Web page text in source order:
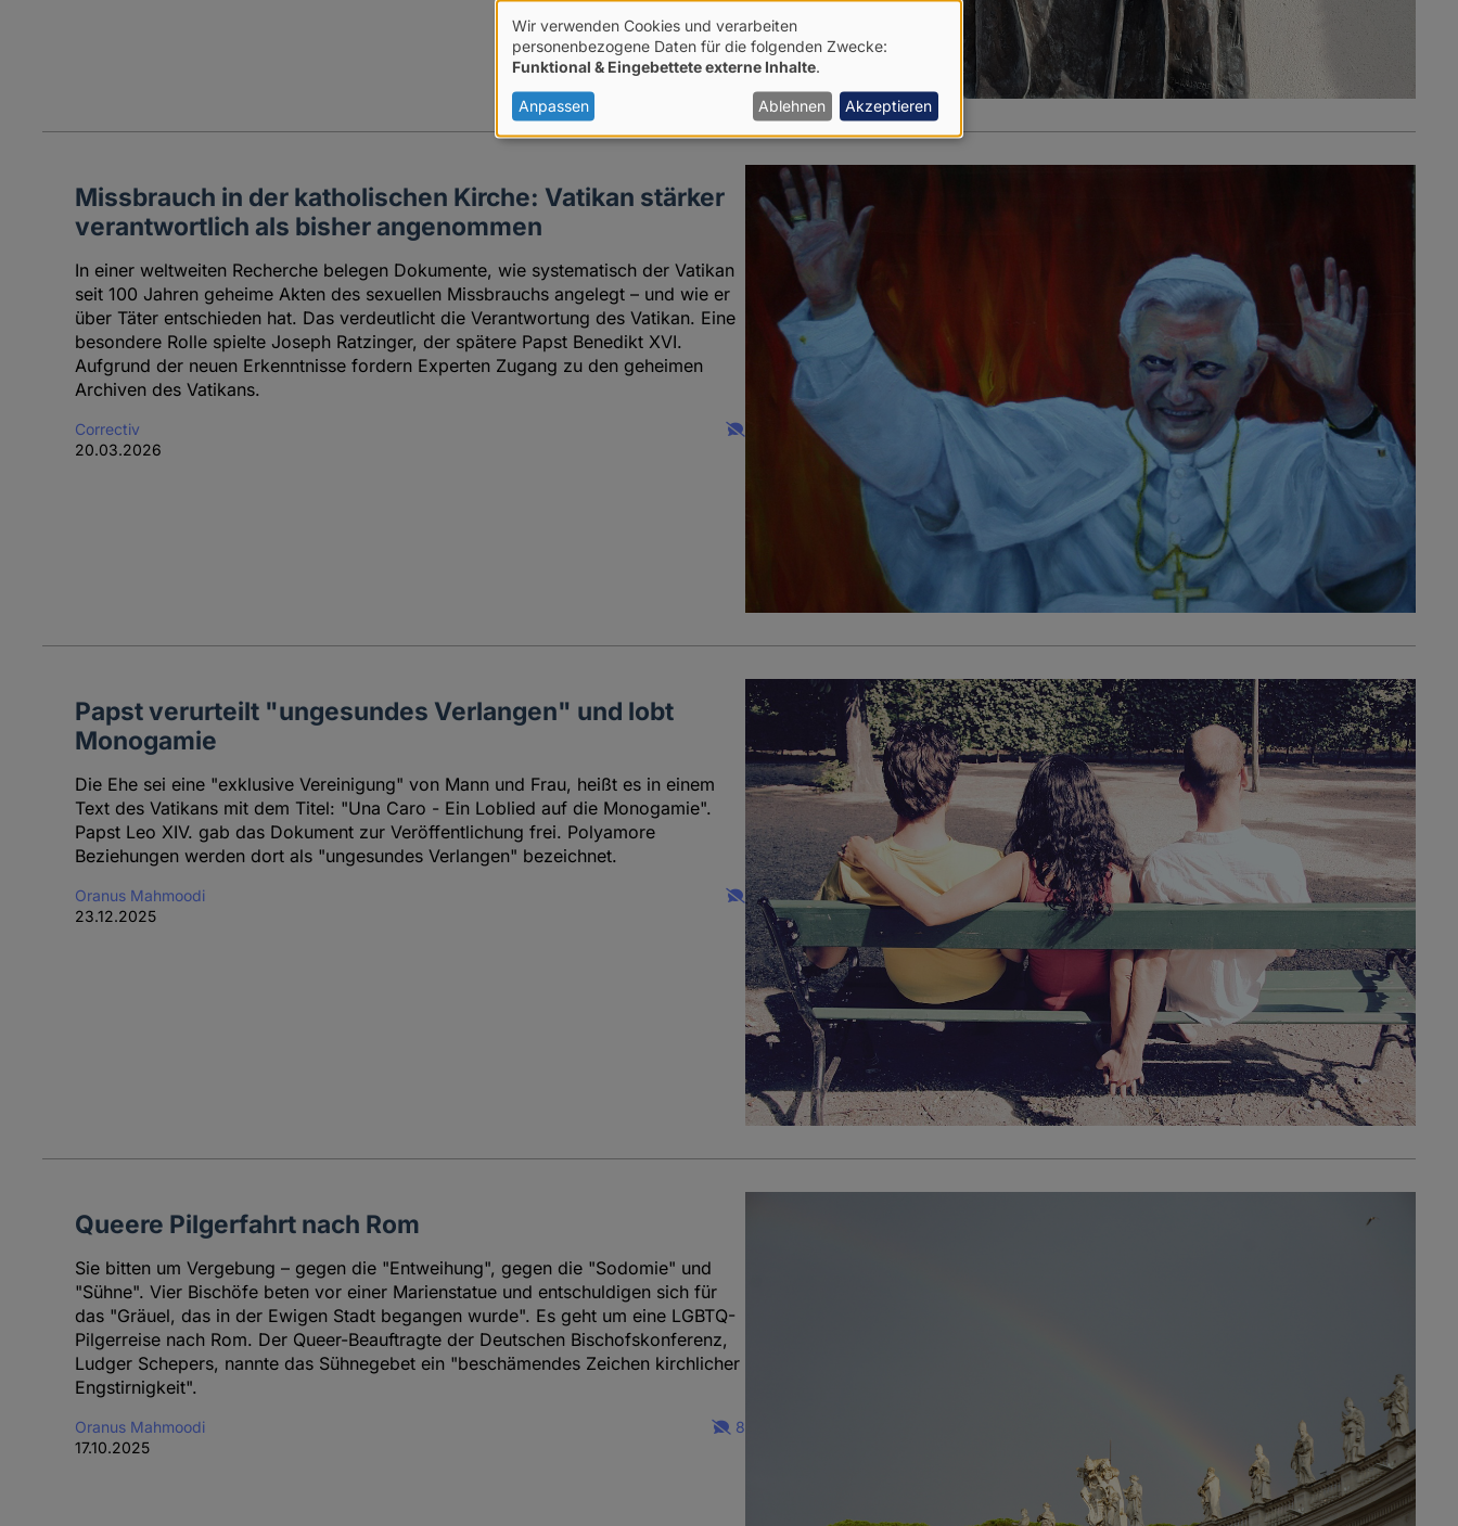
Missbrauch in der katholischen Kirche: Vatikan stärker
verantwortlich als bisher angenommen
In einer weltweiten Recherche belegen Dokumente, wie systematisch der Vatikan
seit 100 Jahren geheime Akten des sexuellen Missbrauchs angelegt – und wie er
über Täter entschieden hat. Das verdeutlicht die Verantwortung des Vatikan. Eine
besondere Rolle spielte Joseph Ratzinger, der spätere Papst Benedikt XVI.
Aufgrund der neuen Erkenntnisse fordern Experten Zugang zu den geheimen
Archiven des Vatikans.
Correctiv
20.03.2026
Papst verurteilt "ungesundes Verlangen" und lobt
Monogamie
Die Ehe sei eine "exklusive Vereinigung" von Mann und Frau, heißt es in einem
Text des Vatikans mit dem Titel: "Una Caro - Ein Loblied auf die Monogamie".
Papst Leo XIV. gab das Dokument zur Veröffentlichung frei. Polyamore
Beziehungen werden dort als "ungesundes Verlangen" bezeichnet.
Oranus Mahmoodi
23.12.2025
Queere Pilgerfahrt nach Rom
Sie bitten um Vergebung – gegen die "Entweihung", gegen die "Sodomie" und
"Sühne". Vier Bischöfe beten vor einer Marienstatue und entschuldigen sich für
das "Gräuel, das in der Ewigen Stadt begangen wurde". Es geht um eine LGBTQ-
Pilgerreise nach Rom. Der Queer-Beauftragte der Deutschen Bischofskonferenz,
Ludger Schepers, nannte das Sühnegebet ein "beschämendes Zeichen kirchlicher
Engstirnigkeit".
Oranus Mahmoodi
17.10.2025
8
Verwendung
von
personenbezogenen
Daten
Cookies
Wir verwenden Cookies und verarbeiten
personenbezogene Daten für die folgenden Zwecke:
Funktional & Eingebettete externe Inhalte
Anpassen Ablehnen Akzeptieren